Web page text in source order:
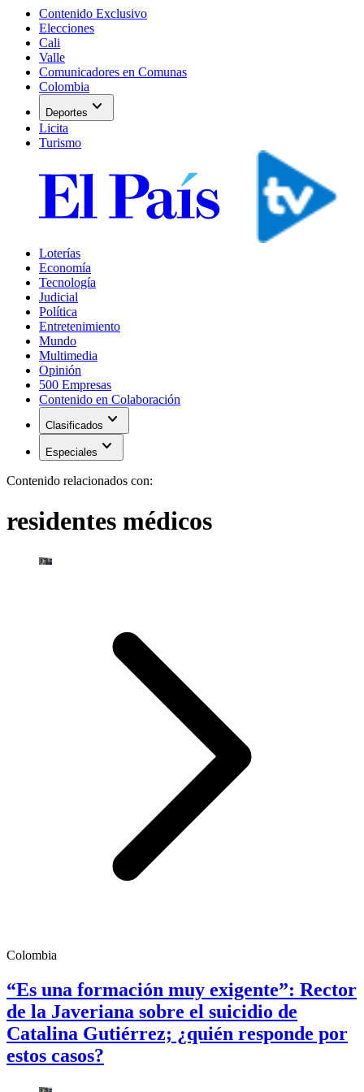
Contenido Exclusivo
Elecciones
Cali
Valle
Comunicadores en Comunas
Colombia
Deportes expand_more
Licita
Turismo
Loterías
Economía
Tecnología
Judicial
Política
Entretenimiento
Mundo
Multimedia
Opinión
500 Empresas
Contenido en Colaboración
Clasificados expand_more
Especiales expand_more
Contenido relacionados con:
residentes médicos
Colombia
“Es una formación muy exigente”: Rector
de la Javeriana sobre el suicidio de
Catalina Gutiérrez; ¿quién responde por
estos casos?